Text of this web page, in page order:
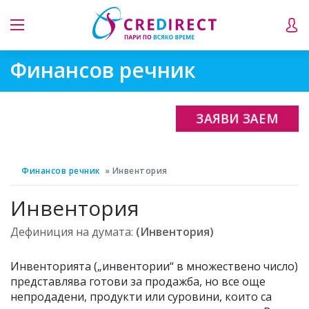
Финансов речник
ЗАЯВИ ЗАЕМ
Финансов речник Инвентория
Инвентория
Дефиниция на думата: (Инвентория)
Инвенторията („инвентории“ в множествено число)
представлява готови за продажба, но все още
непродадени, продукти или суровини, които са